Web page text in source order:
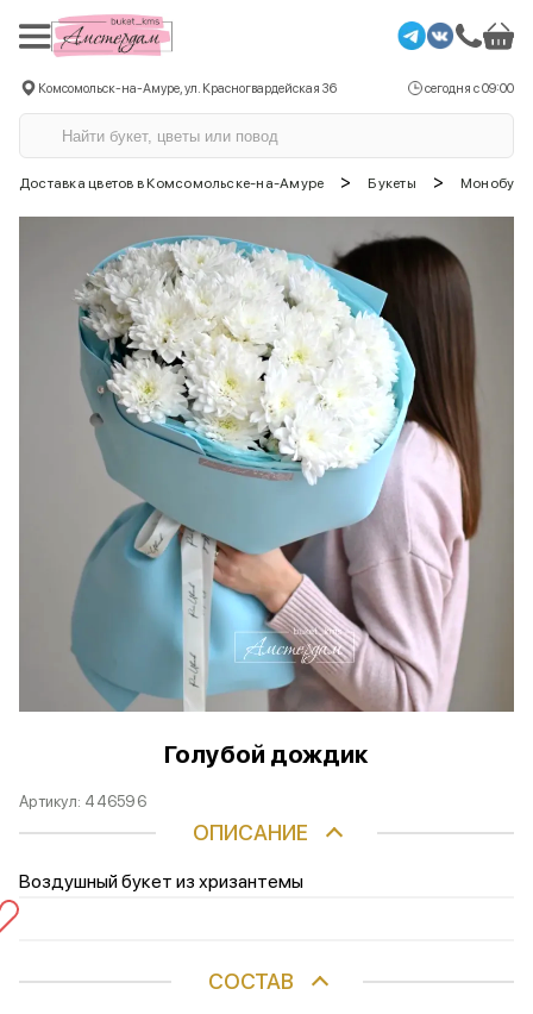
Комсомольск-на-Амуре, ул. Красногвардейская 36 сегодня с 09:00
Доставка цветов в Комсомольске-на-Амуре > Букеты >
Голубой дождик
Артикул: 446596
ОПИСАНИЕ
Воздушный букет из хризантемы
СОСТАВ